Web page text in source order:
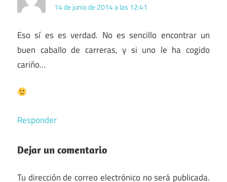
14 de junio de 2014 a las 12:41
Eso sí es es verdad. No es sencillo encontrar un
buen caballo de carreras, y si uno le ha cogido
cariño…
Responder
Dejar un comentario
Tu dirección de correo electrónico no será publicada.